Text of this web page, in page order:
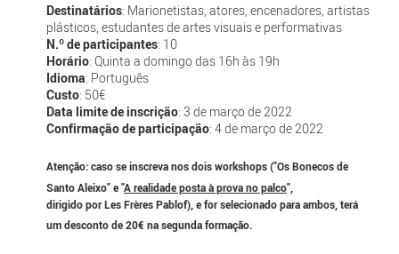
Destinatários: Marionetistas, atores, encenadores, artistas
plásticos, estudantes de artes visuais e performativas
N.º de participantes: 10
Horário: Quinta a domingo das 16h às 19h
Idioma: Português
Custo: 50€
Data limite de inscrição: 3 de março de 2022
Confirmação de participação: 4 de março de 2022
Atenção: caso se inscreva nos dois workshops ("Os Bonecos de
Santo Aleixo" e "A realidade posta à prova no palco",
dirigido por Les Frères Pablof), e for selecionado para ambos, terá
um desconto de 20€ na segunda formação.